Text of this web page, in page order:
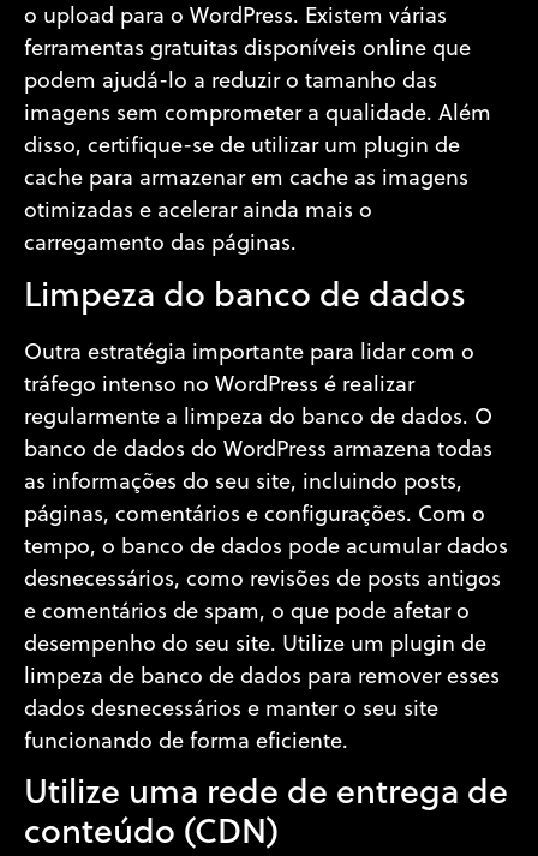
o upload para o WordPress. Existem várias
ferramentas gratuitas disponíveis online que
podem ajudá-lo a reduzir o tamanho das
imagens sem comprometer a qualidade. Além
disso, certifique-se de utilizar um plugin de
cache para armazenar em cache as imagens
otimizadas e acelerar ainda mais o
carregamento das páginas.
Limpeza do banco de dados
Outra estratégia importante para lidar com o
tráfego intenso no WordPress é realizar
regularmente a limpeza do banco de dados. O
banco de dados do WordPress armazena todas
as informações do seu site, incluindo posts,
páginas, comentários e configurações. Com o
tempo, o banco de dados pode acumular dados
desnecessários, como revisões de posts antigos
e comentários de spam, o que pode afetar o
desempenho do seu site. Utilize um plugin de
limpeza de banco de dados para remover esses
dados desnecessários e manter o seu site
funcionando de forma eficiente.
Utilize uma rede de entrega de
conteúdo (CDN)